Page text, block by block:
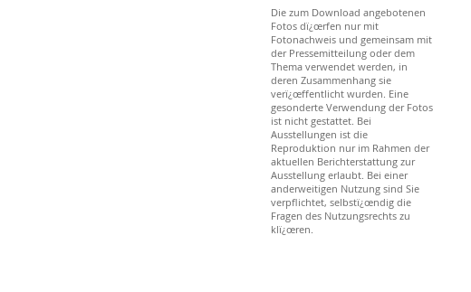
Die zum Download angebotenen
Fotos dï¿œrfen nur mit
Fotonachweis und gemeinsam mit
der Pressemitteilung oder dem
Thema verwendet werden, in
deren Zusammenhang sie
verï¿œffentlicht wurden. Eine
gesonderte Verwendung der Fotos
ist nicht gestattet. Bei
Ausstellungen ist die
Reproduktion nur im Rahmen der
aktuellen Berichterstattung zur
Ausstellung erlaubt. Bei einer
anderweitigen Nutzung sind Sie
verpflichtet, selbstï¿œndig die
Fragen des Nutzungsrechts zu
klï¿œren.